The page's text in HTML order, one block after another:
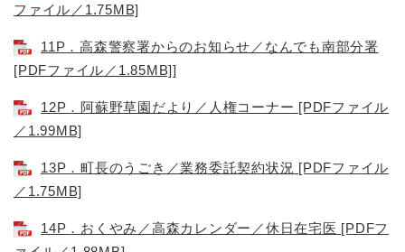
ファイル／1.75MB]
11P．高森警察署からのお知らせ／なんでも南部分署
[PDFファイル／1.85MB]]
12P．阿蘇野草園だより／人権コーナー [PDFファイル
／1.99MB]
13P．町長のうごき／業務委託契約状況 [PDFファイル
／1.75MB]
14P．おくやみ／高森カレンダー／休日在宅医 [PDFフ